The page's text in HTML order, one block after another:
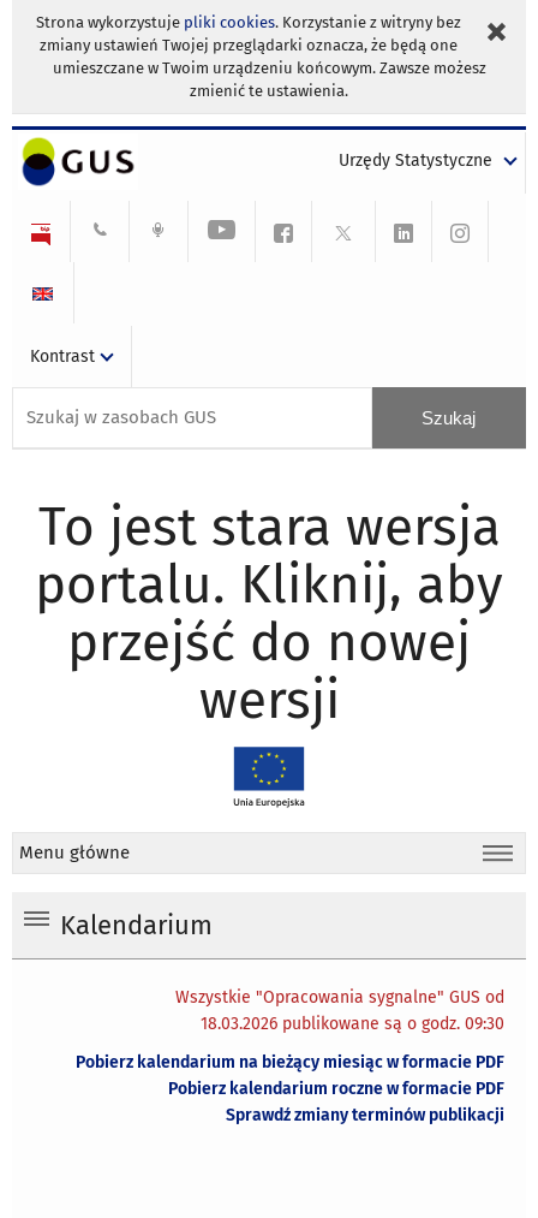
Strona wykorzystuje pliki cookies. Korzystanie z witryny bez
zmiany ustawień Twojej przeglądarki oznacza, że będą one
umieszczane w Twoim urządzeniu końcowym. Zawsze możesz
zmienić te ustawienia.
Urzędy Statystyczne
Kontrast
To jest stara wersja
portalu. Kliknij, aby
przejść do nowej
wersji
Menu główne
Kalendarium
Wszystkie "Opracowania sygnalne" GUS od
18.03.2026 publikowane są o godz. 09:30
Pobierz kalendarium na bieżący miesiąc w formacie PDF
Pobierz kalendarium roczne w formacie PDF
Sprawdź zmiany terminów publikacji